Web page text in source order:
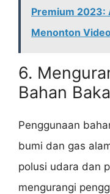
Premium 2023:
Menonton
6.
Bahan
Penggunaan
bumi dan gas
polusi udara dan
mengurangi